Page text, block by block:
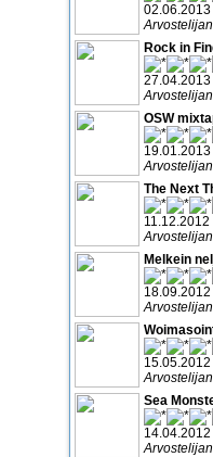
02.06.2013
Rock in
27.04.2013
OSW
19.01.2013
The Next
11.12.2012
Melkein
18.09.2012
15.05.2012
Sea
14.04.2012